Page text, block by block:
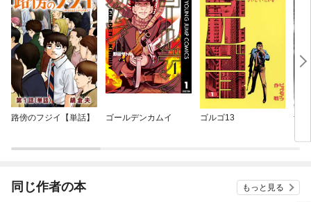
路傍のフジイ【単話】 ゴールデンカムイ ゴルゴ13 ザ
同じ作者の本 もっと見る